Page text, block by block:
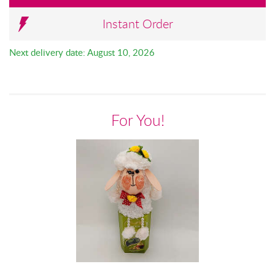
Instant Order
Next delivery date: August 10, 2026
For You!